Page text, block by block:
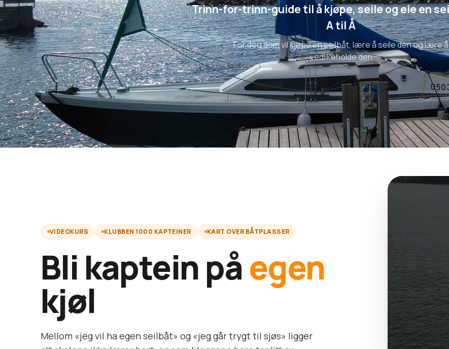
Trinn-for-trinn-guide til å kjøpe, seile og eie en
A til Å
For deg som vil kjøpe en seilbåt, lære å seile den og lære å
vedlikeholde den
VIDEOKURS KLUBBEN 1000 KAPTEINER KART OVER BÅTPLASSER
Bli kaptein påegen
kjøl
Mellom «jeg vil ha egen seilbåt» og «jeg går trygt til sjøs» ligger